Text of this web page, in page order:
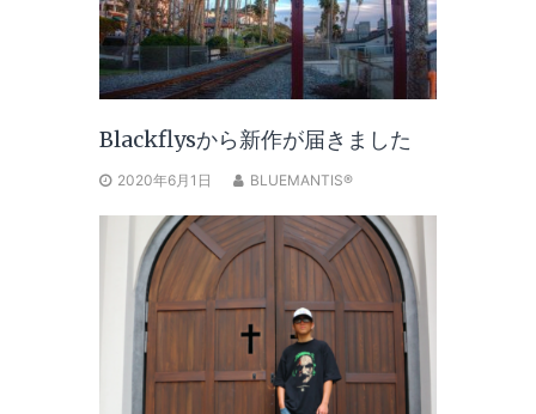
Blackflysから新作が届きました
2020年6月1日 BLUEMANTIS®